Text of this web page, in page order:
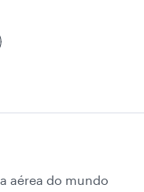
aérea do mundo